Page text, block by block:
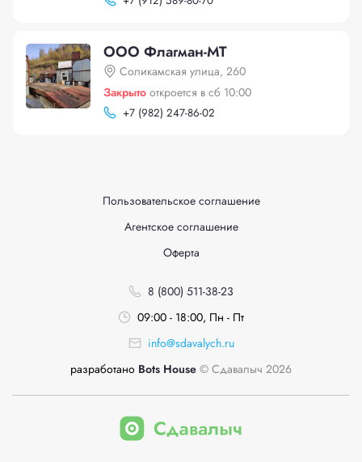
ООО Флагман-МТ
Соликамская улица, 260
Закрыто откроется в сб 10:00
+7 (982) 247-86-02
Пользовательское соглашение
Агентское соглашение
Оферта
8 (800) 511-38-23
09:00 - 18:00, Пн - Пт
info@sdavalych.ru
разработано Bots House © Сдавалыч 2026